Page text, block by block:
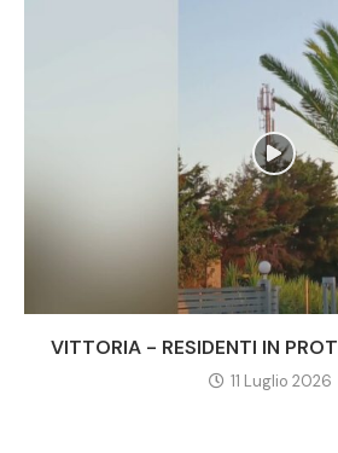
VITTORIA - RESIDENTI IN
11 Luglio 2026